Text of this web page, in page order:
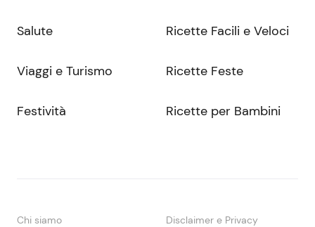
Salute
Viaggi e Turismo
Festività
Ricette Facili e Veloci
Ricette Feste
Ricette per Bambini
Chi siamo Disclaimer e Privacy